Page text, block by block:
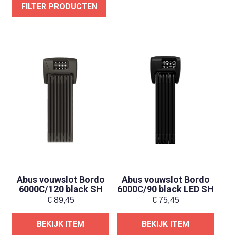
FILTER PRODUCTEN
Abus vouwslot Bordo
6000C/120 black SH
€89,45
BEKIJK ITEM
Abus vouwslot Bordo
6000C/90 black LED SH
€75,45
BEKIJK ITEM